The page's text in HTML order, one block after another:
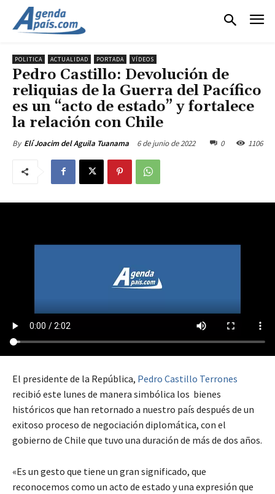
POLITICA ACTUALIDAD PORTADA VÍDEOS
Pedro Castillo: Devolución de
reliquias de la Guerra del Pacífico
es un “acto de estado” y fortalece
la relación con Chile
By Elí Joacim del Aguila Tuanama 6 de junio de 2022 0 1106
El presidente de la República, Pedro Castillo Terrones
recibió este lunes de manera simbólica los bienes
históricos que han retornado a nuestro país después de un
exitoso proceso de negociación diplomática, con el
gobierno de Chile que tuvo una duración de más de dos años.
«Es un gesto que tiene un gran significado, que
reconocemos como un acto de estado y una expresión que